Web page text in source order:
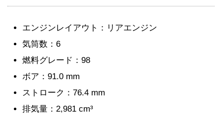
エンジンレイアウト：リアエンジン
気筒数：6
燃料グレード：98
ボア：91.0 mm
ストローク：76.4 mm
排気量：2,981 cm³